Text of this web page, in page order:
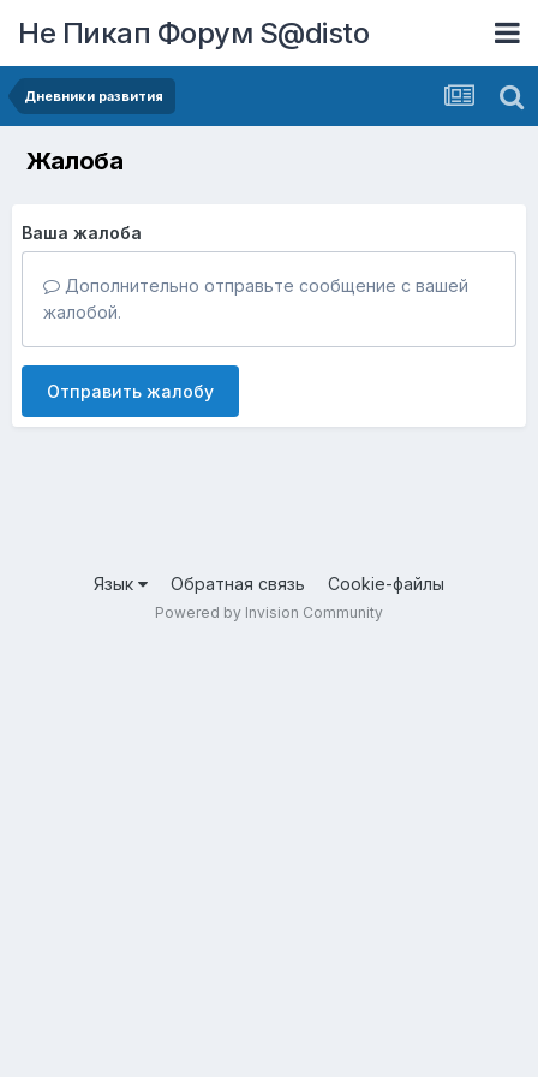
Не Пикап Форум S@disto
Дневники развития
Жалоба
Ваша жалоба
Дополнительно отправьте сообщение с вашей
жалобой.
Отправить жалобу
Язык Обратная связь Cookie-файлы
Powered by Invision Community